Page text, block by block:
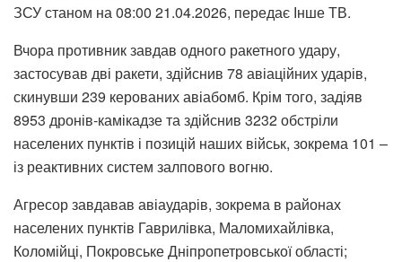
ЗСУ станом на 08:00 21.04.2026, передає Інше ТВ.
Вчора противник завдав одного ракетного удару,
застосував дві ракети, здійснив 78 авіаційних ударів,
скинувши 239 керованих авіабомб. Крім того, задіяв
8953 дронів-камікадзе та здійснив 3232 обстріли
населених пунктів і позицій наших військ, зокрема 101 –
із реактивних систем залпового вогню.
Агресор завдавав авіаударів, зокрема в районах
населених пунктів Гаврилівка, Маломихайлівка,
Коломійці, Покровське Дніпропетровської області;